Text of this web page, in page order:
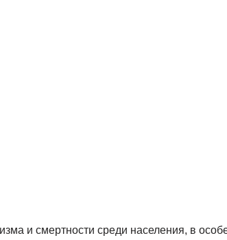
и смертности среди населения, в